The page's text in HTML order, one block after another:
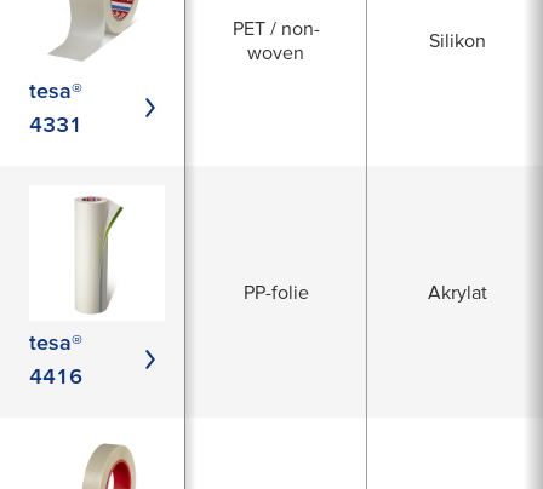
tesa®
4331
PET / non-
woven
Silikon
tesa®
4416
PP-folie Akrylat